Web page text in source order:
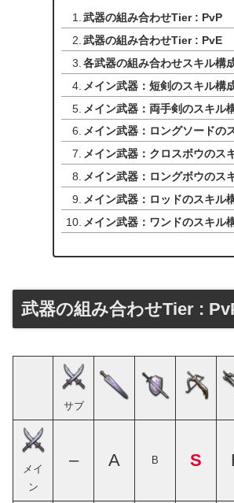
武器の組み合わせTier : PvP
武器の組み合わせTier : PvE
各武器の組み合わせスキル構
メイン武器：短剣のスキル構
メイン武器：両手剣のスキル
メイン武器：ロングソードの
メイン武器：クロスボウのス
メイン武器：ロングボウのス
メイン武器：ロッドのスキル
メイン武器：ワンドのスキル
武器の組み合わせTier :
サブ
メイ
ン
– A B S